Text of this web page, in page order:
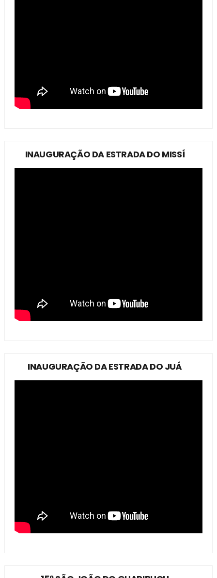
INAUGURAÇÃO DA ESTRADA DO MISSÍ
INAUGURAÇÃO DA ESTRADA DO JUÁ